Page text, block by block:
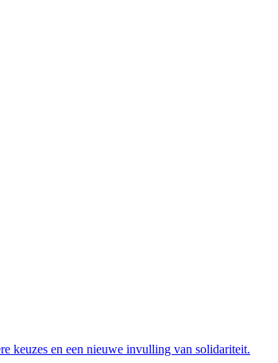
keuzes en een nieuwe invulling van solidariteit.